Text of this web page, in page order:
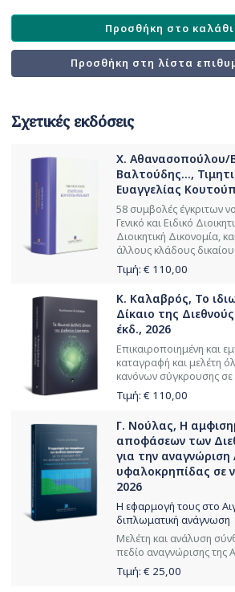
Προσθήκη στο καλάθι
Προσθήκη στη λίστα
Σχετικές εκδόσεις
Χ. Αθανασοπούλου/
Βαλτούδης...,
Ευαγγελίας
58 συμβολές έγκριτων
Γενικό και Ειδικό
Διοικητική Δικονομία,
άλλους κλάδους δικαίου
Τιμή: € 110,00
Κ. Καλαβρός, Το
Δίκαιο της
έκδ., 2026
Επικαιροποιημένη και
καταγραφή και μελέτη
κανόνων σύγκρουσης σε
Τιμή: € 110,00
Γ. Νούλας, Η
αποφάσεων των
για την αναγνώριση
υφαλοκρηπίδας σε
2026
Η εφαρμογή τους στο
διπλωματική ανάγνωση
Μελέτη και ανάλυση
πεδίο αναγνώρισης της
Τιμή: € 25,00